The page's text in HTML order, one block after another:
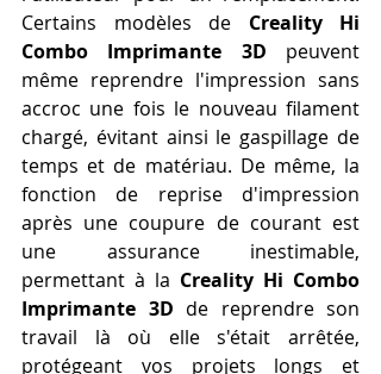
Certains modèles de Creality Hi
Combo Imprimante 3D peuvent
même reprendre l'impression sans
accroc une fois le nouveau filament
chargé, évitant ainsi le gaspillage de
temps et de matériau. De même, la
fonction de reprise d'impression
après une coupure de courant est
une assurance inestimable,
permettant à la Creality Hi Combo
Imprimante 3D de reprendre son
travail là où elle s'était arrêtée,
protégeant vos projets longs et